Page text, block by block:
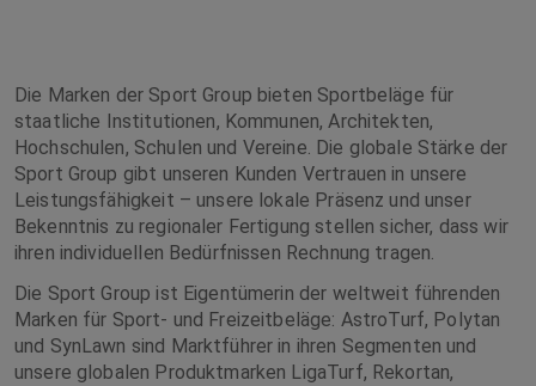
Die Marken der Sport Group bieten Sportbeläge für
staatliche Institutionen, Kommunen, Architekten,
Hochschulen, Schulen und Vereine. Die globale Stärke der
Sport Group gibt unseren Kunden Vertrauen in unsere
Leistungsfähigkeit – unsere lokale Präsenz und unser
Bekenntnis zu regionaler Fertigung stellen sicher, dass wir
ihren individuellen Bedürfnissen Rechnung tragen.
Die Sport Group ist Eigentümerin der weltweit führenden
Marken für Sport- und Freizeitbeläge: AstroTurf, Polytan
und SynLawn sind Marktführer in ihren Segmenten und
unsere globalen Produktmarken LigaTurf, Rekortan,